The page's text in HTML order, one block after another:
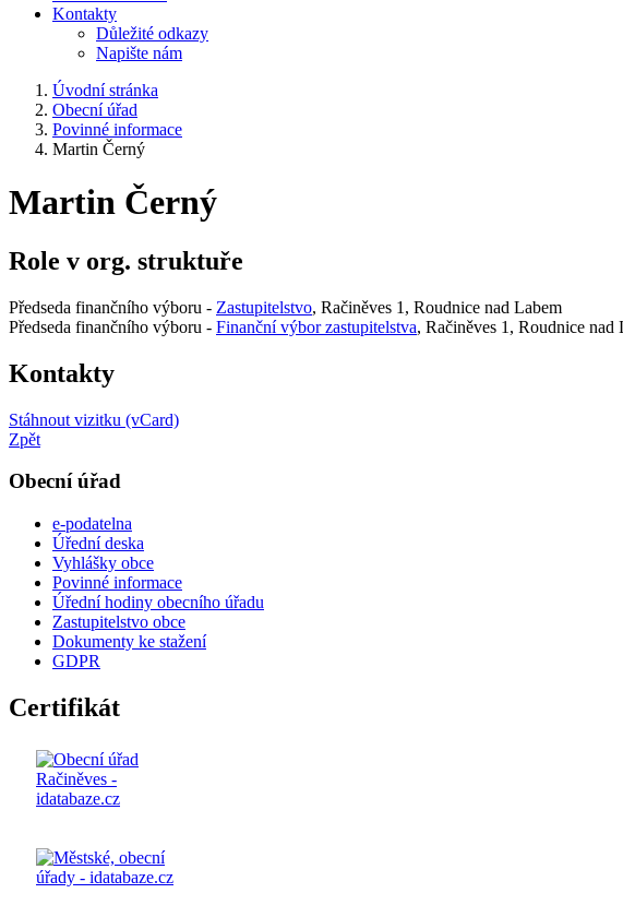
Kontakty
Důležité odkazy
Napište nám
Úvodní stránka
Obecní úřad
Povinné informace
Martin Černý
Martin Černý
Role v org. struktuře
Předseda finančního výboru - Zastupitelstvo, Račiněves 1, Roudnice nad Labem
Předseda finančního výboru - Finanční výbor zastupitelstva, Račiněves 1, Roudnice nad
Kontakty
Stáhnout vizitku (vCard)
Zpět
Obecní úřad
e-podatelna
Úřední deska
Vyhlášky obce
Povinné informace
Úřední hodiny obecního úřadu
Zastupitelstvo obce
Dokumenty ke stažení
GDPR
Certifikát